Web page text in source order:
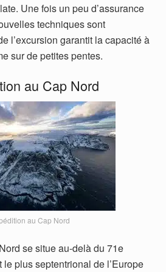
Une fois un peu d’assurance
techniques sont
l’excursion garantit la capacité à
sur de petites pentes.
au Cap Nord
au Cap Nord
se situe au-delà du 71e
le plus septentrional de l’Europe